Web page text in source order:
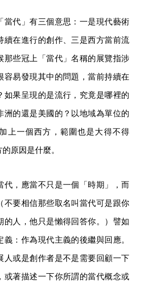
當代」有三個意思：一是現代藝術
續在進行的創作、三是西方當前流
那些冠上「當代」名稱的展覽指涉
容易發現其中的問題，當前持續在
如果呈現的是流行，究竟是哪裡的
洲的還是美國的？以地域為單位的
上一個西方，範圍也是大得不得
原因是什麼。
代，應當不只是一個「時期」，而
不要相信那些取名叫當代可是跟你
的人，他只是懶得回答你。）譬如
：作為現代主義的後繼與回應。
人或是創作者是不是需要回顧一下
或著描述一下你所謂的當代概念或